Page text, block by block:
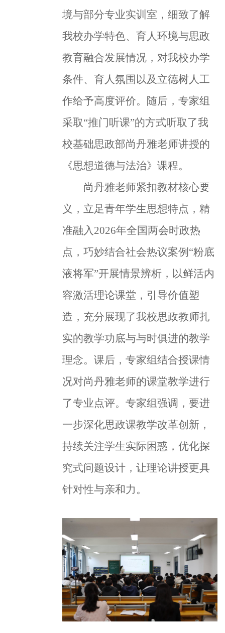
境与部分专业实训室，细致了解
我校办学特色、育人环境与思政
教育融合发展情况，对我校办学
条件、育人氛围以及立德树人工
作给予高度评价。随后，专家组
采取“推门听课”的方式听取了我
校基础思政部尚丹雅老师讲授的
《思想道德与法治》课程。
尚丹雅老师紧扣教材核心要
义，立足青年学生思想特点，精
准融入2026年全国两会时政热
点，巧妙结合社会热议案例“粉底
液将军”开展情景辨析，以鲜活内
容激活理论课堂，引导价值塑
造，充分展现了我校思政教师扎
实的教学功底与与时俱进的教学
理念。课后，专家组结合授课情
况对尚丹雅老师的课堂教学进行
了专业点评。专家组强调，要进
一步深化思政课教学改革创新，
持续关注学生实际困惑，优化探
究式问题设计，让理论讲授更具
针对性与亲和力。